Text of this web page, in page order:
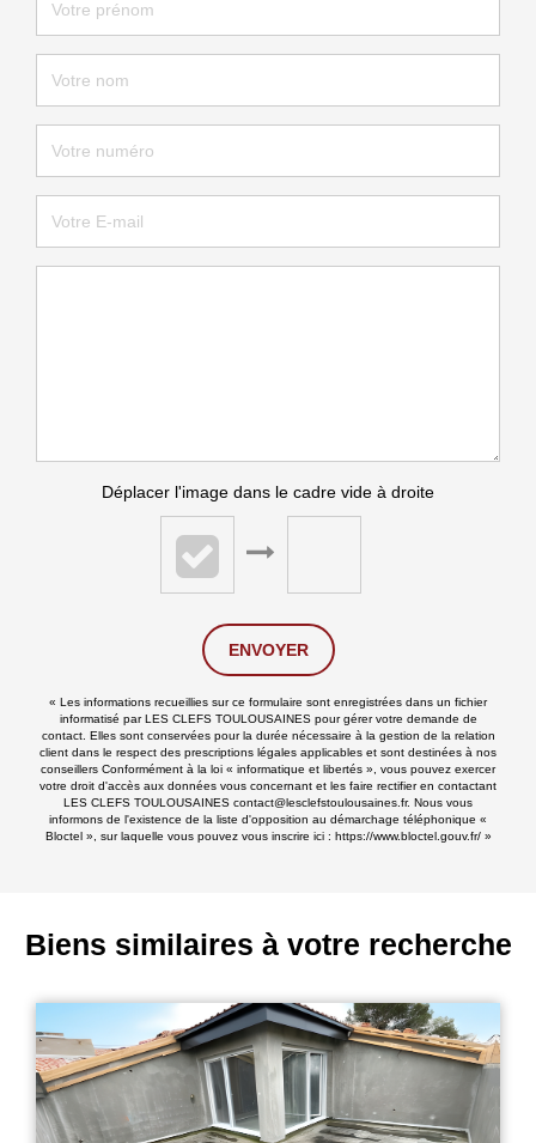
Déplacer l'image dans le cadre vide à droite
ENVOYER
« Les informations recueillies sur ce formulaire sont enregistrées dans un fichier
informatisé par LES CLEFS TOULOUSAINES pour gérer votre demande de
contact. Elles sont conservées pour la durée nécessaire à la gestion de la relation
client dans le respect des prescriptions légales applicables et sont destinées à nos
conseillers Conformément à la loi « informatique et libertés », vous pouvez exercer
votre droit d'accès aux données vous concernant et les faire rectifier en contactant
LES CLEFS TOULOUSAINES contact@lesclefstoulousaines.fr. Nous vous
informons de l'existence de la liste d'opposition au démarchage téléphonique «
Bloctel », sur laquelle vous pouvez vous inscrire ici : https://www.bloctel.gouv.fr/»
Biens similaires à votre recherche